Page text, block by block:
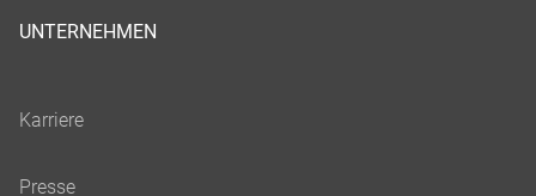
UNTERNEHMEN